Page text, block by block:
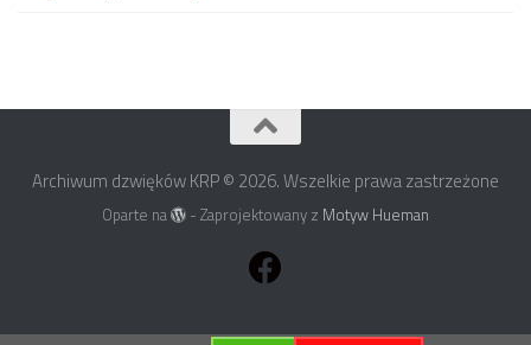
Archiwum dzwięków KRP © 2026. Wszelkie prawa zastrzeżone
Oparte na - Zaprojektowany z Motyw Hueman